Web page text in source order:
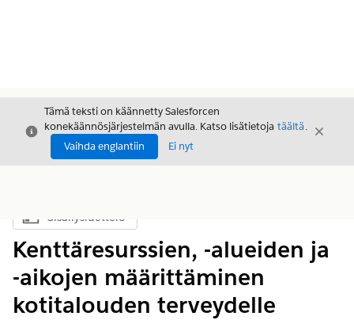
Sulje
Tämä teksti on käännetty Salesforcen
konekäännösjärjestelmän avulla. Katso lisätietoja täältä.
Vaihda englantiin
Ei nyt
Sulje
Näytä sisällysluettelo
Sisällysluettelo
Kenttäresurssien, -alueiden ja
-aikojen määrittäminen
kotitalouden terveydelle